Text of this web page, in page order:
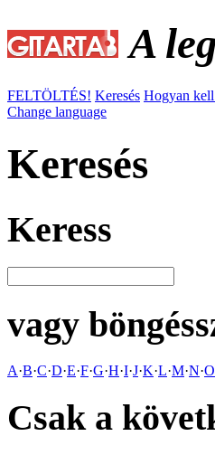
A
FELTÖLTÉS! Keresés Hogyan
Change language
Keresés
Keress
vagy
A·B·C·D·E·F·G·H·I·J·K·L·M·N·O
Csak a